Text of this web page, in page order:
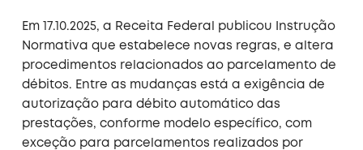
Em 17.10.2025, a Receita Federal publicou Instrução
Normativa que estabelece novas regras, e altera
procedimentos relacionados ao parcelamento de
débitos. Entre as mudanças está a exigência de
autorização para débito automático das
prestações, conforme modelo específico, com
exceção para parcelamentos realizados por